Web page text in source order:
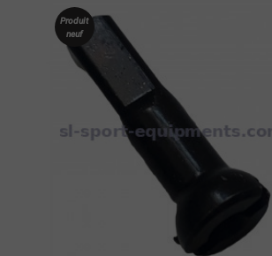
Produit
neuf